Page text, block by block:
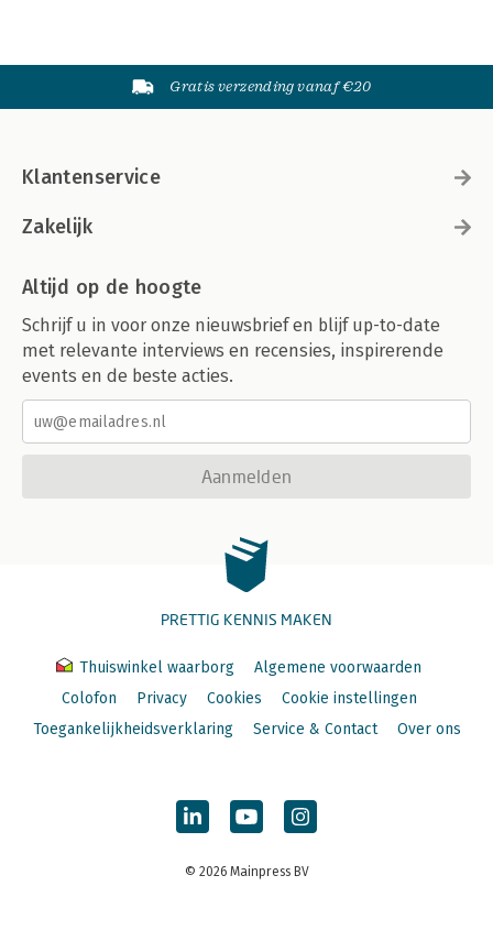
Gratis verzending vanaf €20
Klantenservice
Zakelijk
Altijd op de hoogte
Schrijf u in voor onze nieuwsbrief en blijf up-to-date
met relevante interviews en recensies, inspirerende
events en de beste acties.
Aanmelden
PRETTIG KENNIS MAKEN
Thuiswinkel waarborg
Algemene voorwaarden
Colofon
Privacy Cookies
Cookie instellingen
Toegankelijkheidsverklaring
Service & Contact Over ons
© 2026 Mainpress BV